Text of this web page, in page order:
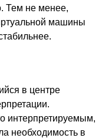
Тем не менее,
машины
в центре
интерпретируемым,
необходимость в